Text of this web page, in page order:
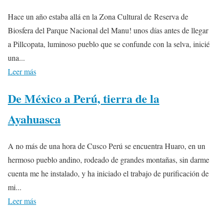
Hace un año estaba allá en la Zona Cultural de Reserva de
Biosfera del Parque Nacional del Manu! unos días antes de llegar
a Pillcopata, luminoso pueblo que se confunde con la selva, inicié
una...
Leer más
De México a Perú, tierra de la
Ayahuasca
A no más de una hora de Cusco Perú se encuentra Huaro, en un
hermoso pueblo andino, rodeado de grandes montañas, sin darme
cuenta me he instalado, y ha iniciado el trabajo de purificación de
mi...
Leer más